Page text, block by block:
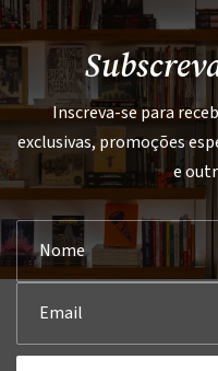
Inscreva-se para
exclusivas, promoções
e